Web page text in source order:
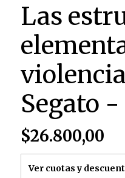
Las
Segato
$26.800,00
Ver cuotas y